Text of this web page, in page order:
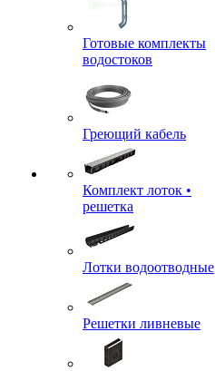
Готовые комплекты
водостоков
Греющий кабель
Комплект лоток •
решетка
Лотки водоотводные
Решетки ливневые